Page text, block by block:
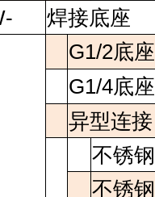
焊接底座
G1/2底座
G1/4底座
异型连接
不锈钢
不锈钢